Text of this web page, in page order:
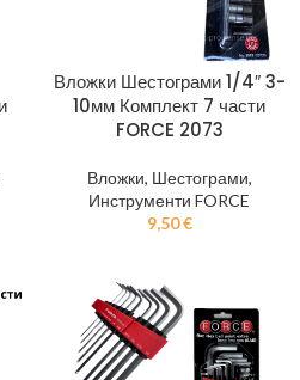
Вложки Шестограми 1/4″ 3-
10мм Комплект 7 части
FORCE 2073
Вложки, Шестограми,
Инструменти FORCE
9,50€